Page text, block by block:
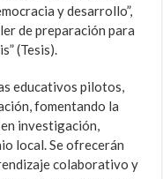
y desarrollo”,
de preparación para
(Tesis).
educativos pilotos,
fomentando la
investigación,
local. Se ofrecerán
colaborativo y